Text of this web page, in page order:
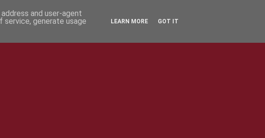
and user-agent
service, generate usage
LEARN MORE GOT IT